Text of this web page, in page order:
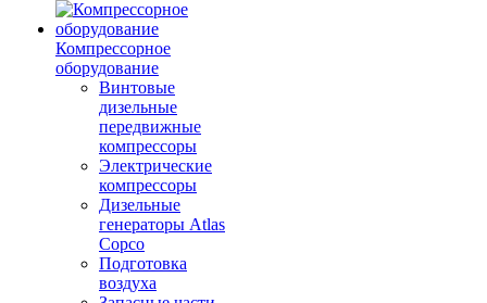
Компрессорное
оборудование
Винтовые
дизельные
передвижные
компрессоры
Электрические
компрессоры
Дизельные
генераторы Atlas
Copco
Подготовка
воздуха